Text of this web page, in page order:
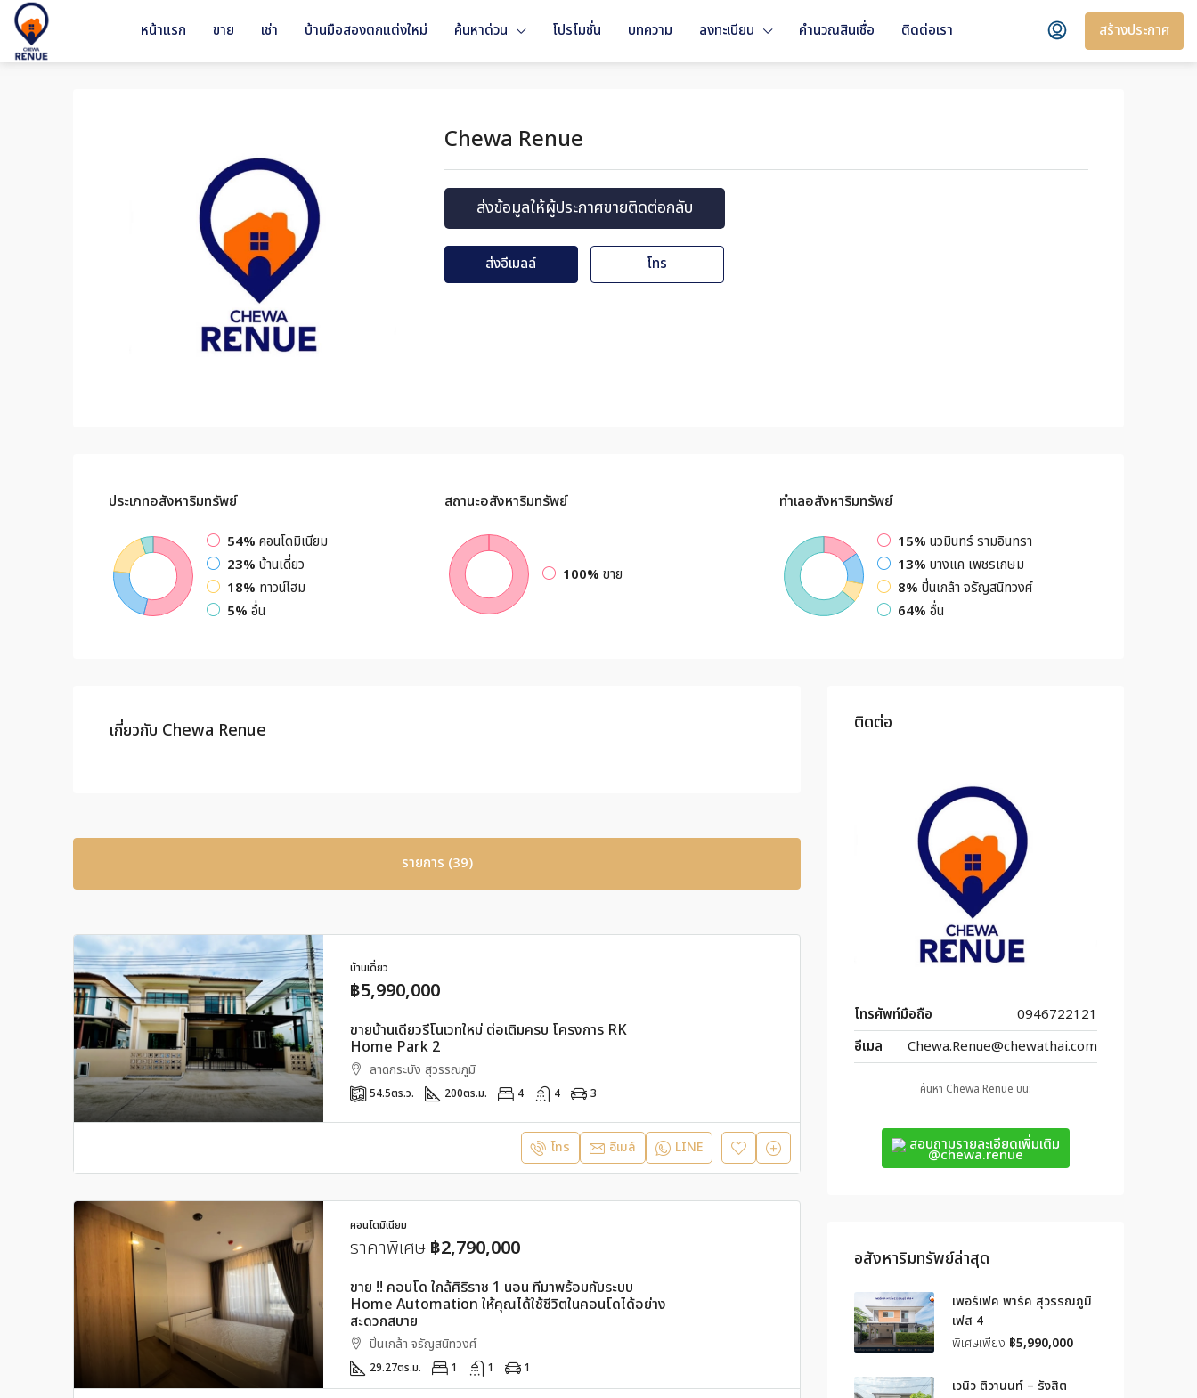
หน้าแรก ขาย เช่า บ้านมือสองตกแต่งใหม่ ค้นหาด่วน โปรโมชั่น บทความ ลงทะเบียน คำนวณสินเชื่อ ติดต่อเรา สร้างประกาศ
Chewa Renue
ส่งข้อมูลให้ผู้ประกาศขายติดต่อกลับ
ส่งอีเมลล์ โทร
ประเภทอสังหาริมทรัพย์
54% คอนโดมิเนียม
23% บ้านเดี่ยว
18% ทาวน์โฮม
5% อื่น
สถานะอสังหาริมทรัพย์
100% ขาย
ทำเลอสังหาริมทรัพย์
15% นวมินทร์ รามอินทรา
13% บางแค เพชรเกษม
8% ปิ่นเกล้า จรัญสนิทวงศ์
64% อื่น
เกี่ยวกับ Chewa Renue
รายการ (39)
บ้านเดี่ยว
฿5,990,000
ขายบ้านเดี่ยวรีโนเวทใหม่ ต่อเติมครบ โครงการ RK
Home Park 2
ลาดกระบัง สุวรรณภูมิ
54.5ตร.ว. 200ตร.ม. 4 4 3
โทร อีเมล์ LINE
คอนโดมิเนียม
ราคาพิเศษ ฿2,790,000
ขาย !! คอนโด ใกล้ศิริราช 1 นอน ที่มาพร้อมกับระบบ
Home Automation ให้คุณได้ใช้ชีวิตในคอนโดได้อย่าง
สะดวกสบาย
ปิ่นเกล้า จรัญสนิทวงศ์
29.27ตร.ม. 1 1 1
ติดต่อ
โทรศัพท์มือถือ
0946722121
อีเมล
Chewa.Renue@chewathai.com
ค้นหา Chewa Renue บน:
สอบถามรายละเอียดเพิ่มเติม
@chewa.renue
อสังหาริมทรัพย์ล่าสุด
เพอร์เฟค พาร์ค สุวรรณภูมิ
เฟส 4
พิเศษเพียง ฿5,990,000
เวนิว ติวานนท์ – รังสิต